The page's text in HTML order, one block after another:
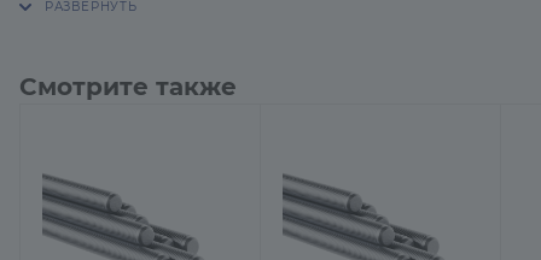
Смотрите также